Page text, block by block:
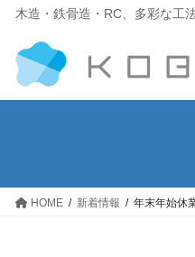
木造・鉄骨造・RC、多彩な工
HOME 新着情報 年末年始休